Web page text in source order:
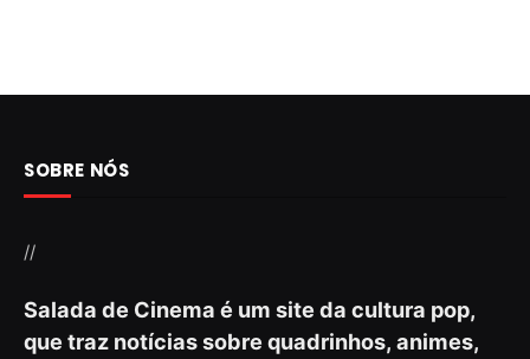
SOBRE NÓS
//
Salada de Cinema é um site da cultura pop,
que traz notícias sobre quadrinhos, animes,